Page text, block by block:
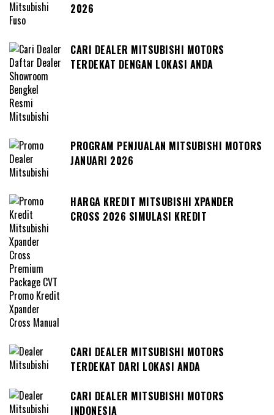
2026
CARI DEALER MITSUBISHI MOTORS
TERDEKAT DENGAN LOKASI ANDA
PROGRAM PENJUALAN MITSUBISHI MOTORS
JANUARI 2026
HARGA KREDIT MITSUBISHI XPANDER
CROSS 2026 SIMULASI KREDIT
CARI DEALER MITSUBISHI MOTORS
TERDEKAT DARI LOKASI ANDA
CARI DEALER MITSUBISHI MOTORS
INDONESIA